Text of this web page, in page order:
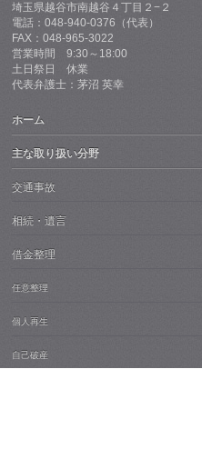
埼玉県越谷市南越谷４丁目２−２
電話：048-940-0376（代表）
FAX：048-965-3022
営業時間 9:30～18:00
土日祭日 休業
代表弁護士：茅沼 英幸
ホーム
主な取り扱い分野
交通事故
相続・遺言
借金整理
任意整理
個人再生
自己破産